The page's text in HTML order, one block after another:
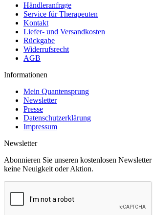
Händleranfrage
Service für Therapeuten
Kontakt
Liefer- und Versandkosten
Rückgabe
Widerrufsrecht
AGB
Informationen
Mein Quantensprung
Newsletter
Presse
Datenschutzerklärung
Impressum
Newsletter
Abonnieren Sie unseren kostenlosen
keine Neuigkeit oder Aktion.